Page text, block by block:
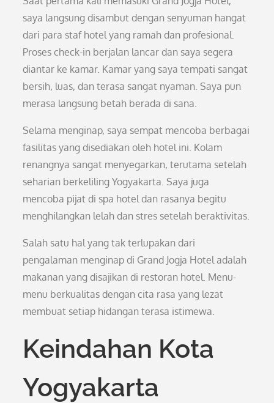
saya langsung disambut dengan senyuman hangat
dari para staf hotel yang ramah dan profesional.
Proses check-in berjalan lancar dan saya segera
diantar ke kamar. Kamar yang saya tempati sangat
bersih, luas, dan terasa sangat nyaman. Saya pun
merasa langsung betah berada di sana.
Selama menginap, saya sempat mencoba berbagai
fasilitas yang disediakan oleh hotel ini. Kolam
renangnya sangat menyegarkan, terutama setelah
seharian berkeliling Yogyakarta. Saya juga
mencoba pijat di spa hotel dan rasanya begitu
menghilangkan lelah dan stres setelah beraktivitas.
Salah satu hal yang tak terlupakan dari
pengalaman menginap di Grand Jogja Hotel adalah
makanan yang disajikan di restoran hotel. Menu-
menu berkualitas dengan cita rasa yang lezat
membuat setiap hidangan terasa istimewa.
Keindahan Kota
Yogyakarta